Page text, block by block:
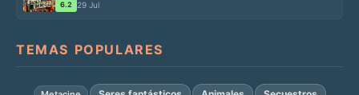
6.2 29 Jul
TEMAS POPULARES